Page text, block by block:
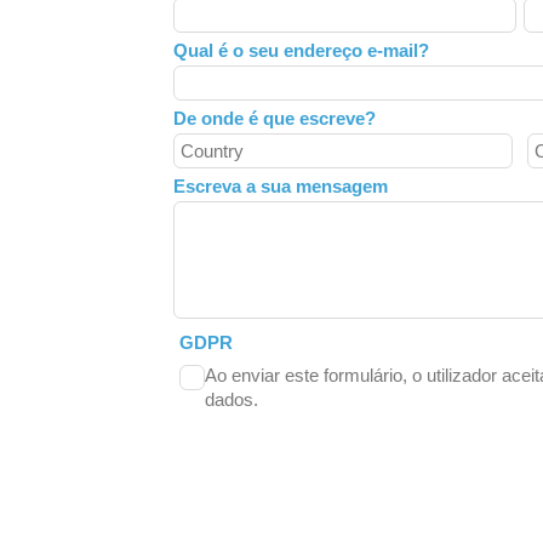
this
field
blank
Qual é o seu endereço e-mail?
De onde é que escreve?
Escreva a sua mensagem
GDPR
Ao enviar este formulário, o utilizador
dados.